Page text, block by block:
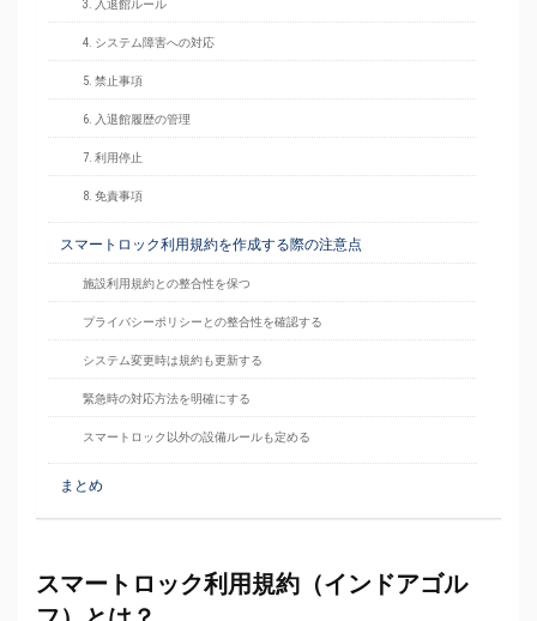
3. 入退館ルール
4. システム障害への対応
5. 禁止事項
6. 入退館履歴の管理
7. 利用停止
8. 免責事項
スマートロック利用規約を作成する際の注意点
施設利用規約との整合性を保つ
プライバシーポリシーとの整合性を確認する
システム変更時は規約も更新する
緊急時の対応方法を明確にする
スマートロック以外の設備ルールも定める
まとめ
スマートロック利用規約（インドアゴル